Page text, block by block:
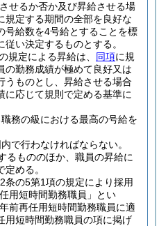
せるか否か及び昇給させる場
規定する期間の全部を良好な
号給数を4号給とすることを標
い決定するものとする。
規定による昇給は、 同項に規
の勤務成績が極めて良好又は
うものとし、昇給させる場合
に応じて規則で定める基準に
務の級における最高の号給を
で行わなければならない。
るもののほか、職員の昇給に
める。
条の5第1項の規定により採用
用短時間勤務職員」とい
前再任用短時間勤務職員に適
用短時間勤務職員の項に掲げ